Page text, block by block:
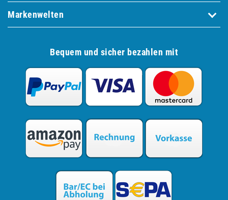
Markenwelten
Bequem und sicher bezahlen mit